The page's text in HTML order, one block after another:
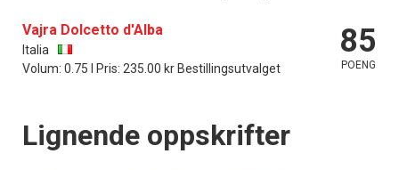
Vajra Dolcetto d'Alba
Italia
Volum: 0.75 l Pris: 235.00 kr Bestillingsutvalget
85
POENG
Lignende oppskrifter